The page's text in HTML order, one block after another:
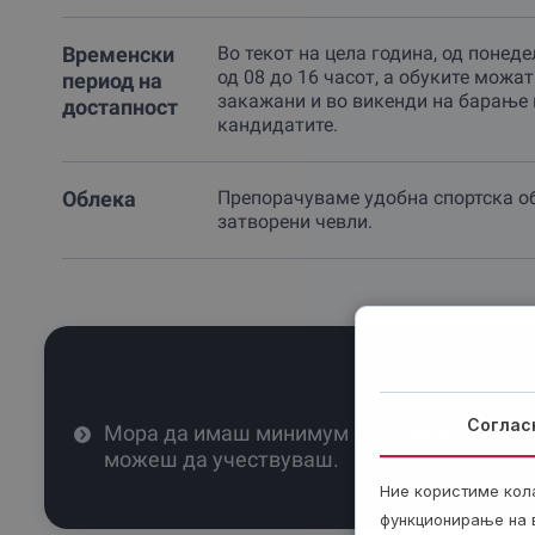
Временски
период на
достапност
Во текот на цела година, од
од 08 до 16 часот, а обуките
закажани и во викенди на барање
кандидатите.
Облека
Препорачуваме удобна спортска
затворени чевли.
Мора да имаш минимум 18 години за да
можеш да учествуваш.
Ние користиме
функционирање на